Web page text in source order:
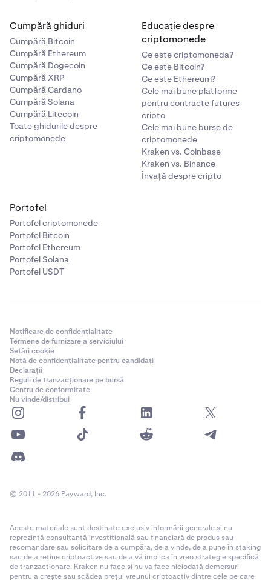
Cumpără ghiduri
Cumpără Bitcoin
Cumpără Ethereum
Cumpără Dogecoin
Cumpără XRP
Cumpără Cardano
Cumpără Solana
Cumpără Litecoin
Toate ghidurile despre
criptomonede
Educație despre
criptomonede
Ce este criptomoneda?
Ce este Bitcoin?
Ce este Ethereum?
Cele mai bune platforme
pentru contracte futures
cripto
Cele mai bune burse de
criptomonede
Kraken vs. Coinbase
Kraken vs. Binance
Învață despre cripto
Portofel
Portofel criptomonede
Portofel Bitcoin
Portofel Ethereum
Portofel Solana
Portofel USDT
Notificare de confidențialitate
Termene de furnizare a serviciului
Setări cookie
Notă de confidențialitate pentru candidați
Declarații
Reguli de tranzacționare pe bursă
Centru de conformitate
Nu vinde/distribui
© 2011 - 2026 Payward, Inc.
Aceste materiale sunt destinate exclusiv informării generale și nu
reprezintă consultanță investițională sau financiară de produs sau
recomandare sau solicitare de a cumpăra, de a vinde, de a pune în staking
sau de a reține criptoactive sau de a vă implica în vreo strategie specifică
de tranzacționare. Kraken nu face și nu va face niciodată demersuri
pentru a crește sau scădea prețul vreunui criptoactiv dintre cele pe care